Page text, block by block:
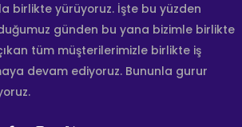
birlikte yürüyoruz. İşte bu yüzden
günden bu yana bizimle birlikte
tüm müşterilerimizle birlikte iş
devam ediyoruz. Bununla gurur